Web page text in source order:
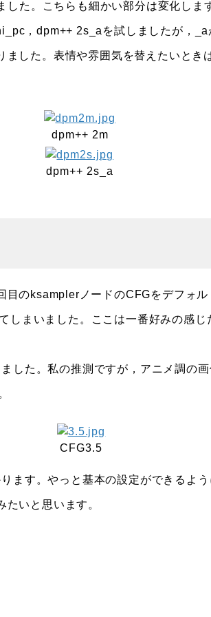
た。こちらも細かい部分は変化しま
，dpm++ 2s_aを試しましたが，_a
した。表情や雰囲気を替えたいとき
dpm++ 2m
dpm++ 2s_a
のksamplerノードのCFGをデフォル
しまいました。ここは一番好みの感じ
した。私の推測ですが，アニメ調の画
CFG3.5
ます。やっと基本の設定ができるよう
いと思います。